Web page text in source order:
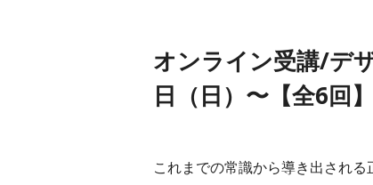
オンライン受講/デ
日（日）〜【全6回】
これまでの常識から導き出され